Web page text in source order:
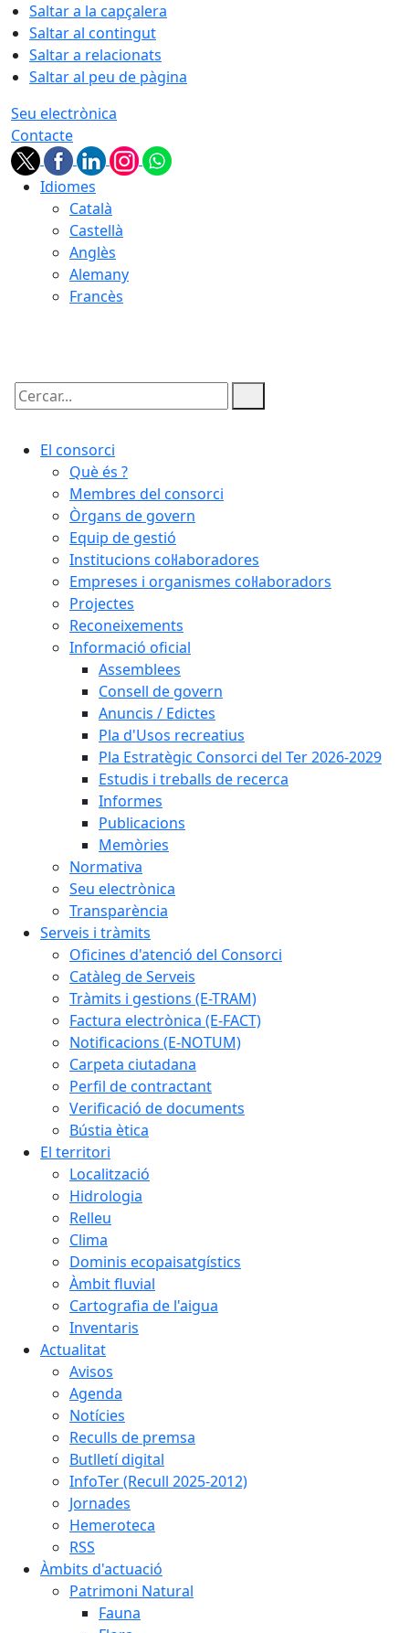
Saltar a la capçalera
Saltar al contingut
Saltar a relacionats
Saltar al peu de pàgina
Seu electrònica
Contacte
Idiomes
Català
Castellà
Anglès
Alemany
Francès
Cercar:
El consorci
Què és ?
Membres del consorci
Òrgans de govern
Equip de gestió
Institucions col·laboradores
Empreses i organismes col·laboradors
Projectes
Reconeixements
Informació oficial
Assemblees
Consell de govern
Anuncis / Edictes
Pla d'Usos recreatius
Pla Estratègic Consorci del Ter 2026-2029
Estudis i treballs de recerca
Informes
Publicacions
Memòries
Normativa
Seu electrònica
Transparència
Serveis i tràmits
Oficines d'atenció del Consorci
Catàleg de Serveis
Tràmits i gestions (E-TRAM)
Factura electrònica (E-FACT)
Notificacions (E-NOTUM)
Carpeta ciutadana
Perfil de contractant
Verificació de documents
Bústia ètica
El territori
Localització
Hidrologia
Relleu
Clima
Dominis ecopaisatgístics
Àmbit fluvial
Cartografia de l'aigua
Inventaris
Actualitat
Avisos
Agenda
Notícies
Reculls de premsa
Butlletí digital
InfoTer (Recull 2025-2012)
Jornades
Hemeroteca
RSS
Àmbits d'actuació
Patrimoni Natural
Fauna